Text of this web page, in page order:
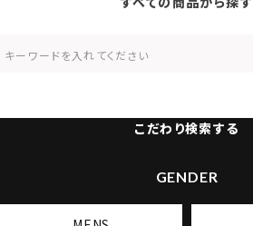
こだわり検索する
GENDER